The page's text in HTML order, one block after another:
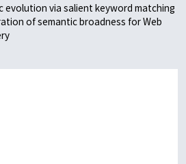
evolution via salient keyword matching
of semantic broadness for Web